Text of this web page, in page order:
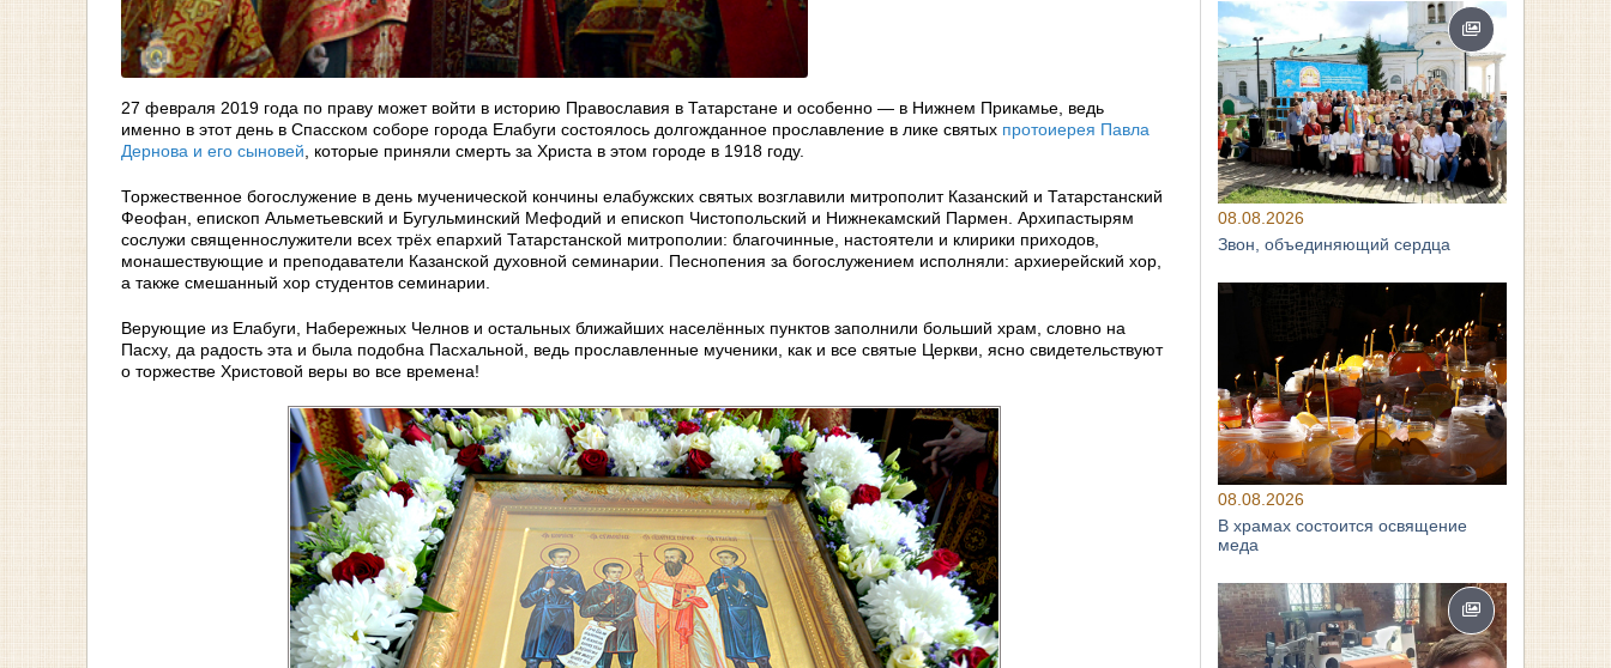
27 февраля 2019 года по праву может войти в историю Православия в Татарстане и особенно — в Нижнем Прикамье, ведь
именно в этот день в Спасском соборе города Елабуги состоялось долгожданное прославление в лике святых протоиерея Павла
Дернова и его сыновей , которые приняли смерть за Христа в этом городе в 1918 году.
Торжественное богослужение в день мученической кончины елабужских святых возглавили митрополит Казанский и Татарстанский
Феофан, епископ Альметьевский и Бугульминский Мефодий и епископ Чистопольский и Нижнекамский Пармен. Архипастырям
сослужи священнослужители всех трёх епархий Татарстанской митрополии: благочинные, настоятели и клирики приходов,
монашествующие и преподаватели Казанской духовной семинарии. Песнопения за богослужением исполняли: архиерейский хор,
а также смешанный хор студентов семинарии.
Верующие из Елабуги, Набережных Челнов и остальных ближайших населённых пунктов заполнили больший храм, словно на
Пасху, да радость эта и была подобна Пасхальной, ведь прославленные мученики, как и все святые Церкви, ясно свидетельствуют
о торжестве Христовой веры во все времена!
08.08.2026
Звон, объединяющий сердца
08.08.2026
В храмах состоится освящение
меда